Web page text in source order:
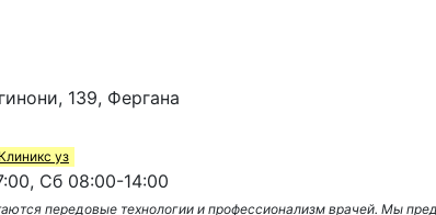
139, Фергана
Клиникс уз
Сб 08:00-14:00
передовые технологии и профессионализм врачей. Мы